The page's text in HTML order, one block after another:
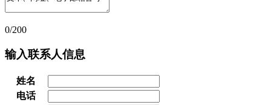
0/200
输入联系人信息
姓名
电话